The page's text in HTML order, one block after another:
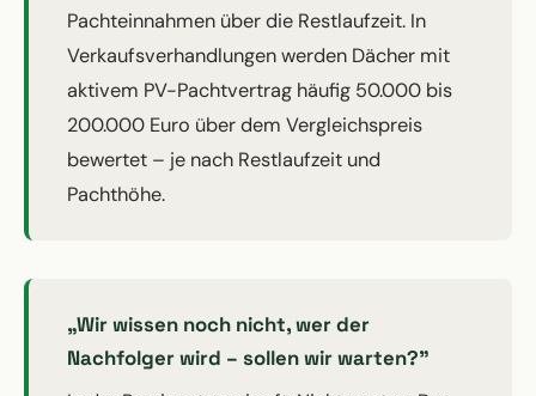
Pachteinnahmen über die Restlaufzeit. In
Verkaufsverhandlungen werden Dächer mit
aktivem PV-Pachtvertrag häufig 50.000 bis
200.000 Euro über dem Vergleichspreis
bewertet – je nach Restlaufzeit und
Pachthöhe.
„Wir wissen noch nicht, wer der
Nachfolger wird – sollen wir warten?"